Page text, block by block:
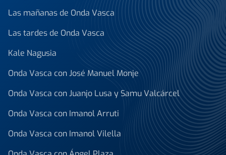
Las mañanas de Onda Vasca
Las tardes de Onda Vasca
Kale Nagusia
Onda Vasca con José Manuel Monje
Onda Vasca con Juanjo Lusa y Samu Valcárcel
Onda Vasca con Imanol Arruti
Onda Vasca con Imanol Vilella